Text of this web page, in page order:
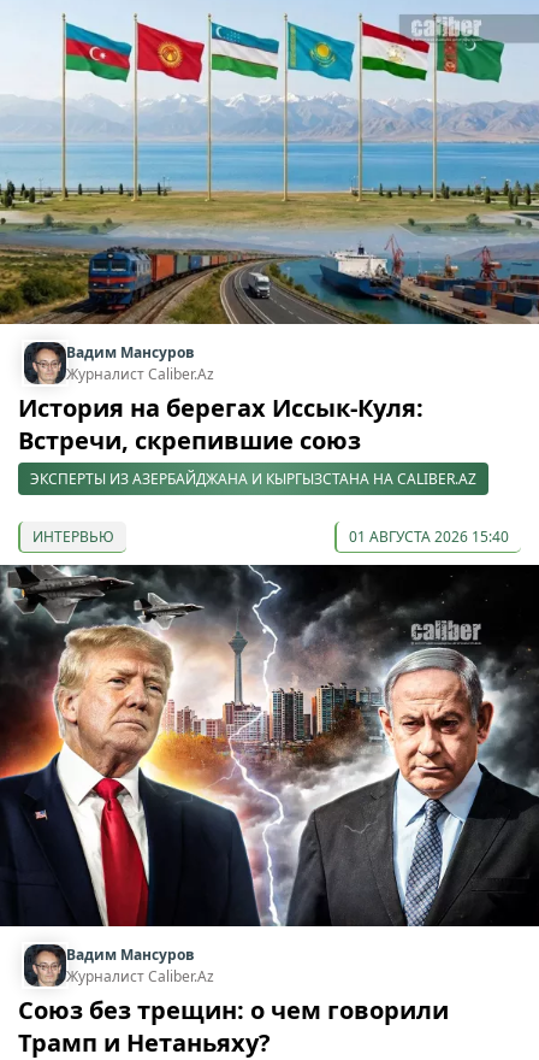
Вадим Мансуров
Журналист Caliber.Az
История на берегах Иссык-Куля:
Встречи, скрепившие союз
ЭКСПЕРТЫ ИЗ АЗЕРБАЙДЖАНА И КЫРГЫЗСТАНА НА CALIBER.AZ
ИНТЕРВЬЮ 01 АВГУСТА 2026 15:40
Вадим Мансуров
Журналист Caliber.Az
Союз без трещин: о чем говорили
Трамп и Нетаньяху?